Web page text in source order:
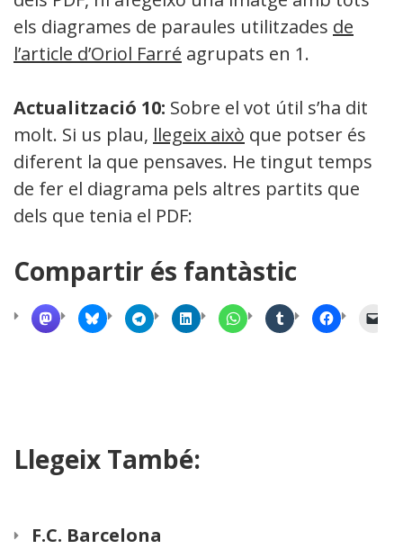
els diagrames de paraules utilitzades de
l’article d’Oriol Farré agrupats en 1.
Actualització 10: Sobre el vot útil s’ha dit
molt. Si us plau, llegeix això que potser és
diferent la que pensaves. He tingut temps
de fer el diagrama pels altres partits que
dels que tenia el PDF:
Compartir és fantàstic
Llegeix També:
F.C. Barcelona